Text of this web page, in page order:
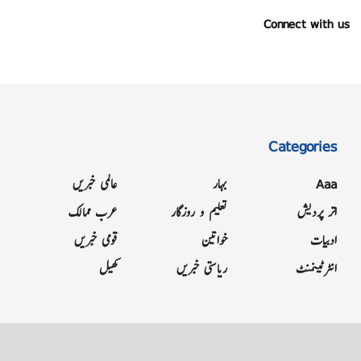
Connect with us
Categories
Aaa
اتر پردیش
ادبیات
انٹرٹینمنٹ
بہار
تعلیم و روزگار
خواتین
ریاستی خبریں
عالمی خبریں
عرب ممالک
قومی خبریں
کھیل